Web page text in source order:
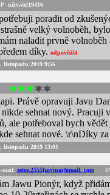
uživatel19416
poradit od
velký volnoběh,
naladit prvně
díky. odpovědět
listopadu 2019 9:56
Právě opravuji Javu
sehnat nový. Pracuji
ale potřeboval bych
sehnat nové. \r\nDíky
listopadu 2019 13:01
zetor.2555[zavinac]gmail. com
Jawu Pionýr, když